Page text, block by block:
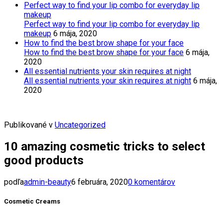
Perfect way to find your lip combo for everyday lip
makeup
Perfect way to find your lip combo for everyday lip
makeup 6 mája, 2020
How to find the best brow shape for your face
How to find the best brow shape for your face 6 mája,
2020
All essential nutrients your skin requires at night
All essential nutrients your skin requires at night 6 mája,
2020
Publikované v Uncategorized
10 amazing cosmetic tricks to select
good products
podľaadmin-beauty6 februára, 20200 komentárov
Cosmetic Creams